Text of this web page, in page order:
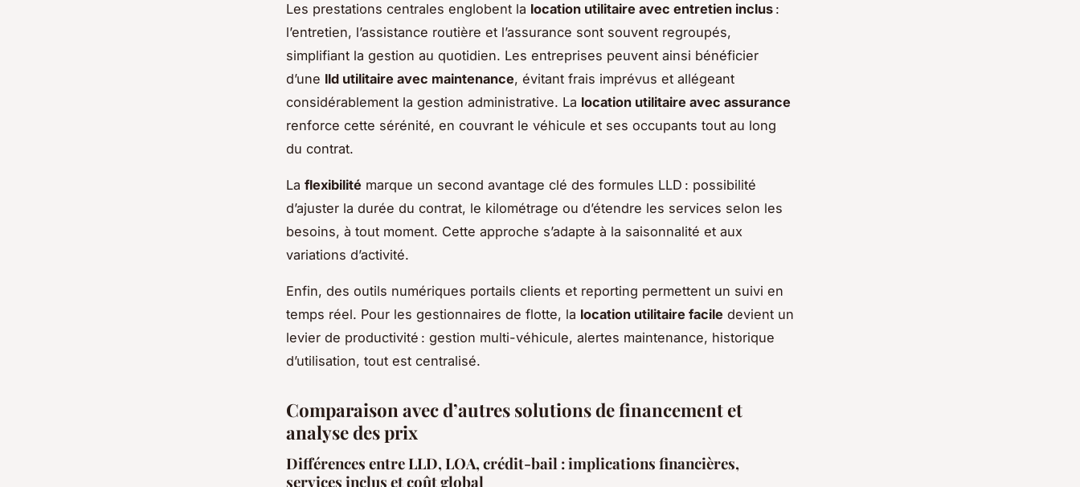
Les prestations centrales englobent la location utilitaire avec entretien inclus :
l’entretien, l’assistance routière et l’assurance sont souvent regroupés,
simplifiant la gestion au quotidien. Les entreprises peuvent ainsi bénéficier
d’une lld utilitaire avec maintenance, évitant frais imprévus et allégeant
considérablement la gestion administrative. La location utilitaire avec assurance
renforce cette sérénité, en couvrant le véhicule et ses occupants tout au long
du contrat.
La flexibilité marque un second avantage clé des formules LLD : possibilité
d’ajuster la durée du contrat, le kilométrage ou d’étendre les services selon les
besoins, à tout moment. Cette approche s’adapte à la saisonnalité et aux
variations d’activité.
Enfin, des outils numériques portails clients et reporting permettent un suivi en
temps réel. Pour les gestionnaires de flotte, la location utilitaire facile devient un
levier de productivité : gestion multi-véhicule, alertes maintenance, historique
d’utilisation, tout est centralisé.
Comparaison avec d’autres solutions de financement et
analyse des prix
Différences entre LLD, LOA, crédit-bail : implications financières,
services inclus et coût global